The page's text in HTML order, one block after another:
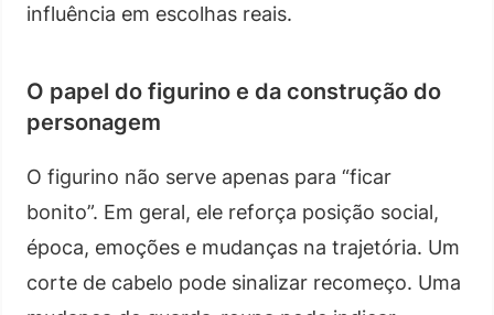
influência em escolhas reais.
O papel do figurino e da construção do
personagem
O figurino não serve apenas para “ficar
bonito”. Em geral, ele reforça posição social,
época, emoções e mudanças na trajetória. Um
corte de cabelo pode sinalizar recomeço. Uma